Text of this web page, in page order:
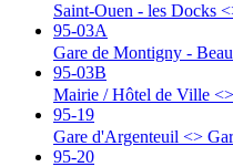
Saint-Ouen - les Docks
95-03A
Gare de Montigny -
95-03B
Mairie / Hôtel de Ville
95-19
Gare d'Argenteuil <>
95-20